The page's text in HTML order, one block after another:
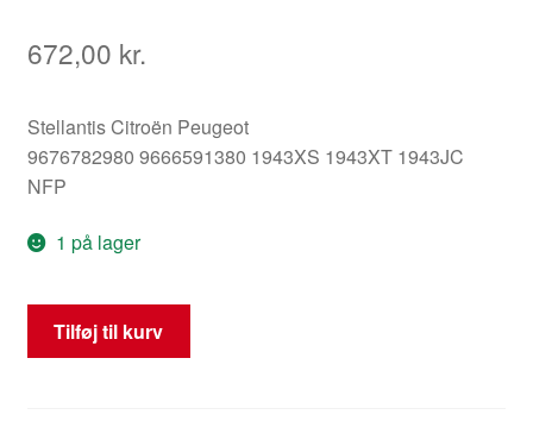
672,00 kr.
Stellantis Citroën Peugeot
9676782980 9666591380 1943XS 1943XT 1943JC
NFP
1 på lager
Motorstyringsenhed
(ECU)
Tilføj til kurv